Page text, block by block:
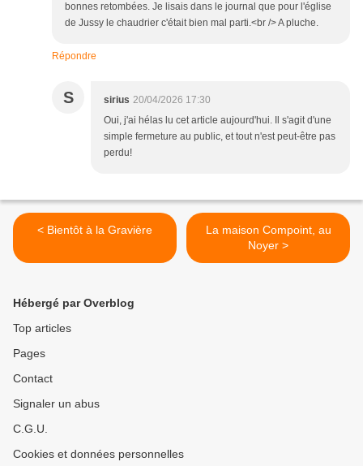
bonnes retombées. Je lisais dans le journal que pour l'église
de Jussy le chaudrier c'était bien mal parti.<br /> A pluche.
Répondre
S sirius 20/04/2026 17:30
Oui, j'ai hélas lu cet article aujourd'hui. Il s'agit d'une
simple fermeture au public, et tout n'est peut-être pas
perdu!
< Bientôt à la Gravière
La maison Compoint, au
Noyer >
Hébergé par Overblog
Top articles
Pages
Contact
Signaler un abus
C.G.U.
Cookies et données personnelles